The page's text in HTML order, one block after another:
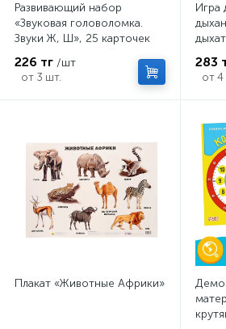
Развивающий набор
«Звуковая головоломка.
Звуки Ж, Ш», 25 карточек
226 тг /шт
от 3 шт.
Игра
283
от 4
Плакат «Животные Африки»